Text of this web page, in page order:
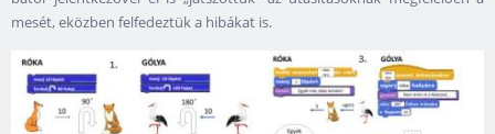
mesét, eközben felfedeztük a hibákat is.